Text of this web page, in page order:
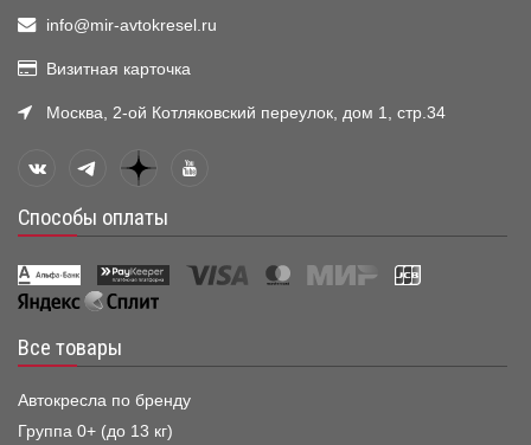
info@mir-avtokresel.ru
Визитная карточка
Москва, 2-ой Котляковский переулок, дом 1, стр.34
Способы оплаты
Все товары
Автокресла по бренду
Группа 0+ (до 13 кг)